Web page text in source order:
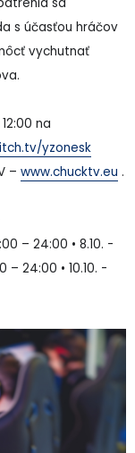
s účasťou hráčov
vychutnať
na
yzonesk
– www.chucktv.eu .
– 24:00 • 8.10. -
– 24:00 • 10.10. -